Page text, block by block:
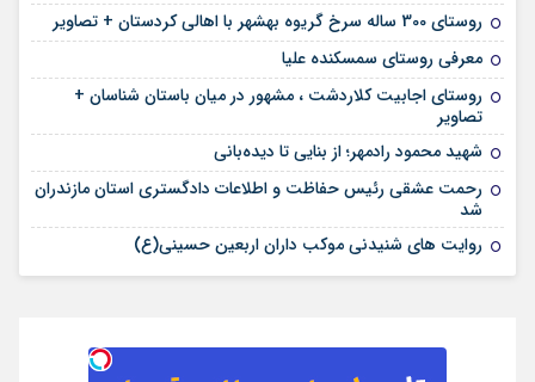
روستای 300 ساله سرخ ‌گریوه بهشهر با اهالی کردستان + تصاویر
معرفی روستای سمسکنده علیا
روستای اجابیت کلاردشت ، مشهور در میان باستان شناسان +
تصاویر
شهید محمود رادمهر؛ از بنایی تا دیده‌بانی
رحمت عشقی رئیس حفاظت و اطلاعات دادگستری استان مازندران
شد
روایت های شنیدنی موکب داران اربعین حسینی(ع)